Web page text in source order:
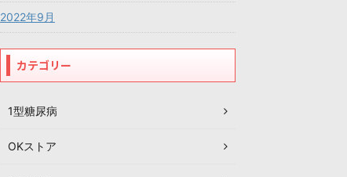
2022年9月
カテゴリー
1型糖尿病
OKストア